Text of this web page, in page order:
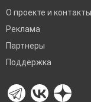
О проекте и контакты
Реклама
Партнеры
Поддержка